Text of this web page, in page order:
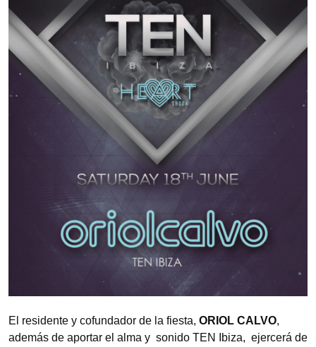
El residente y cofundador de la fiesta, ORIOL CALVO,
además de aportar el alma y sonido TEN Ibiza, ejercerá de